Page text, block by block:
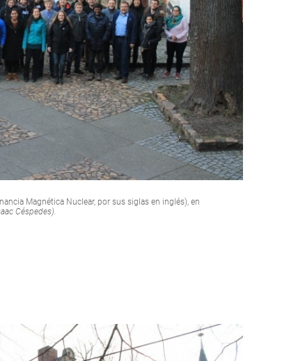
Magnética Nuclear, por sus siglas en inglés), en
Céspedes).